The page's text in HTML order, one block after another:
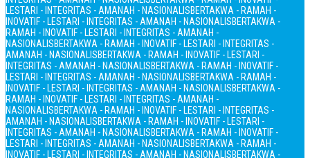
LESTARI - INTEGRITAS - AMANAH - NASIONALISBERTAKWA - RAMAH -
INOVATIF - LESTARI - INTEGRITAS - AMANAH - NASIONALISBERTAKWA -
RAMAH - INOVATIF - LESTARI - INTEGRITAS - AMANAH -
NASIONALISBERTAKWA - RAMAH - INOVATIF - LESTARI - INTEGRITAS -
AMANAH - NASIONALISBERTAKWA - RAMAH - INOVATIF - LESTARI -
INTEGRITAS - AMANAH - NASIONALISBERTAKWA - RAMAH - INOVATIF -
LESTARI - INTEGRITAS - AMANAH - NASIONALISBERTAKWA - RAMAH -
INOVATIF - LESTARI - INTEGRITAS - AMANAH - NASIONALISBERTAKWA -
RAMAH - INOVATIF - LESTARI - INTEGRITAS - AMANAH -
NASIONALISBERTAKWA - RAMAH - INOVATIF - LESTARI - INTEGRITAS -
AMANAH - NASIONALISBERTAKWA - RAMAH - INOVATIF - LESTARI -
INTEGRITAS - AMANAH - NASIONALISBERTAKWA - RAMAH - INOVATIF -
LESTARI - INTEGRITAS - AMANAH - NASIONALISBERTAKWA - RAMAH -
INOVATIF - LESTARI - INTEGRITAS - AMANAH - NASIONALISBERTAKWA -